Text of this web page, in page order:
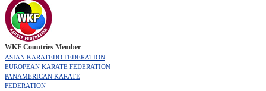
WKF Countries Member
ASIAN KARATEDO FEDERATION
EUROPEAN KARATE FEDERATION
PANAMERICAN KARATE
FEDERATION